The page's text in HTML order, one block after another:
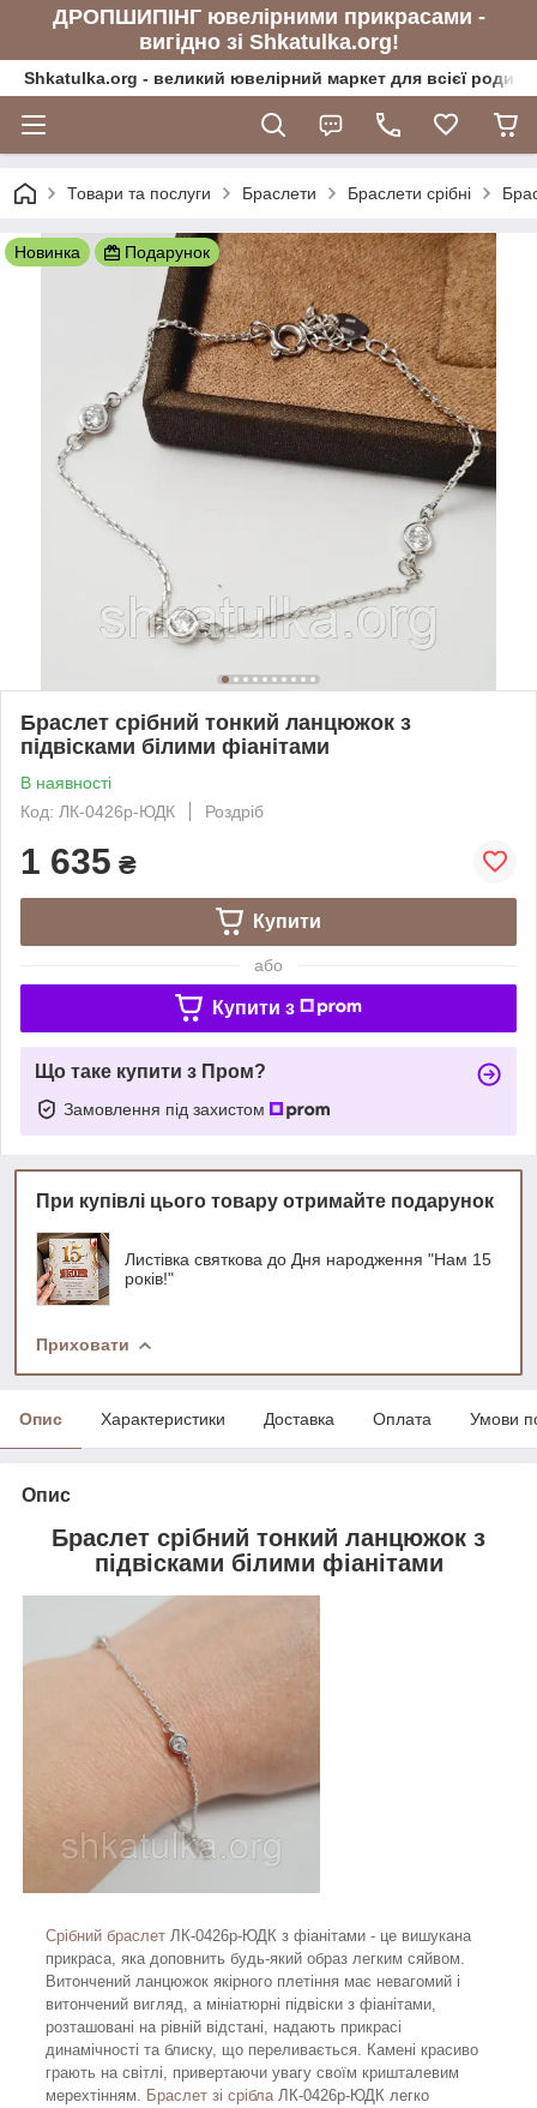
ДРОПШИПІНГ ювелірними прикрасами -
вигідно зі Shkatulka.org!
Shkatulka.org - великий ювелірний маркет для всієї
Товари та послуги Браслети Браслети срібні
Новинка Подарунок
Браслет срібний тонкий ланцюжок з
підвісками білими фіанітами
В наявності
Код: ЛК-0426р-ЮДК
Роздріб
1 635 ₴
Купити
або
Купити з
Що таке купити з Пром?
Замовлення під захистом
При купівлі цього товару отримайте подарунок
Листівка святкова до Дня народження "Нам 15
років!"
Приховати
Опис Характеристики Доставка Оплата Умови
Опис
Браслет срібний тонкий ланцюжок з
підвісками білими фіанітами
Срібний браслет ЛК-0426р-ЮДК з фіанітами - це вишукана
прикраса, яка доповнить будь-який образ легким сяйвом.
Витончений ланцюжок якірного плетіння має невагомий і
витончений вигляд, а мініатюрні підвіски з фіанітами,
розташовані на рівній відстані, надають прикрасі
динамічності та блиску, що переливається. Камені красиво
грають на світлі, привертаючи увагу своїм кришталевим
мерехтінням. Браслет зі сріблаЛК-0426р-ЮДК легко